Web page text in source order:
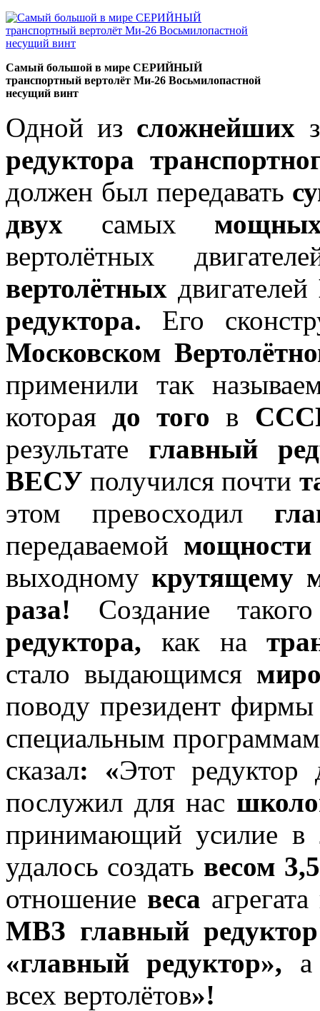
Самый большой в мире СЕРИЙНЫЙ
транспортный вертолёт Mи-26 Восьмилопастной
несущий винт
Одной из сложнейших
редуктора
должен был передавать
двух самых
вертолётных
вертолётных двигателей
редуктора. Его
Московском
применили так
которая до того в
результате главный
ВЕСУ получился почти
этом превосходил
передаваемой мощности
выходномукрутящему
раза! Создание
редуктора, как на
стало выдающимся
поводу президент
специальным
сказал: «Этот
послужил для нас
принимающий усилие в
удалось создать весом 3,5
отношение веса
МВЗ главный
«главный редуктор»,
всех вертолётов»!